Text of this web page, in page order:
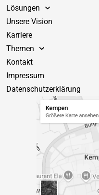
Lösungen
Unsere Vision
Karriere
Themen
Kontakt
Impressum
Datenschutzerklärung